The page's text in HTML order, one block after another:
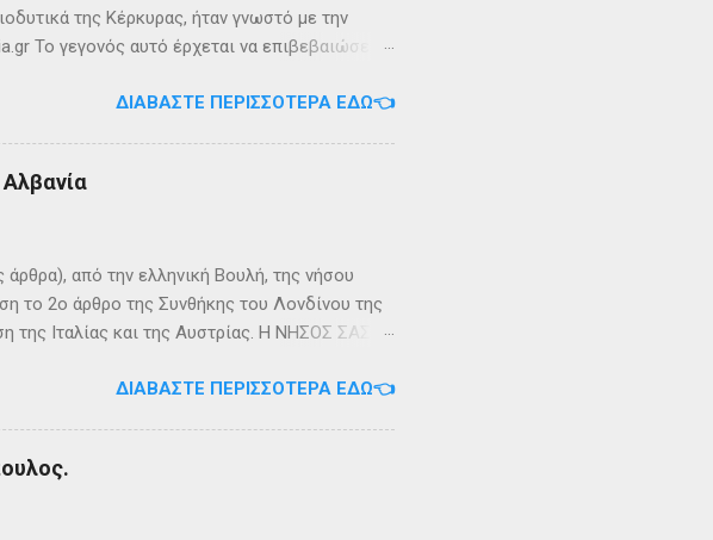
της Κέρκυρας, ήταν γνωστό με την
Το γεγονός αυτό έρχεται να επιβεβαιώσει
, κόρης του Άτλαντα η οποία ζούσε σε μία
ευωδία από κυπαρίσσι. Φεύγωντας ο
ΔΙΑΒΆΣΤΕ ΠΕΡΙΣΣΌΤΕΡΑ ΕΔΏ👈
από την ελληνική Βουλή, της νήσου
το 2ο άρθρο της Συνθήκης του Λονδίνου της
της Ιταλίας και της Αυστρίας. Η ΝΗΣΟΣ ΣΑΣΩΝ
της Saseno. Έχει έκταση περίπου 6 τ.χλμ.
σε ένα «επεισόδιο» του πολέμου ανάμεσα
ΔΙΑΒΆΣΤΕ ΠΕΡΙΣΣΌΤΕΡΑ ΕΔΏ👈